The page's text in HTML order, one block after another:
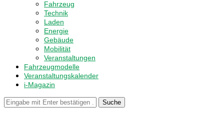
Fahrzeug
Technik
Laden
Energie
Gebäude
Mobilität
Veranstaltungen
Fahrzeugmodelle
Veranstaltungskalender
i-Magazin
Suche